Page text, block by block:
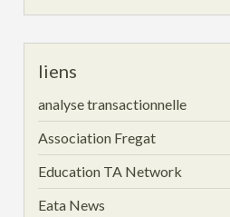
liens
analyse transactionnelle
Association Fregat
Education TA Network
Eata News